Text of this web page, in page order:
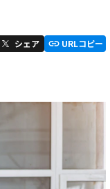
シェア URLコピー